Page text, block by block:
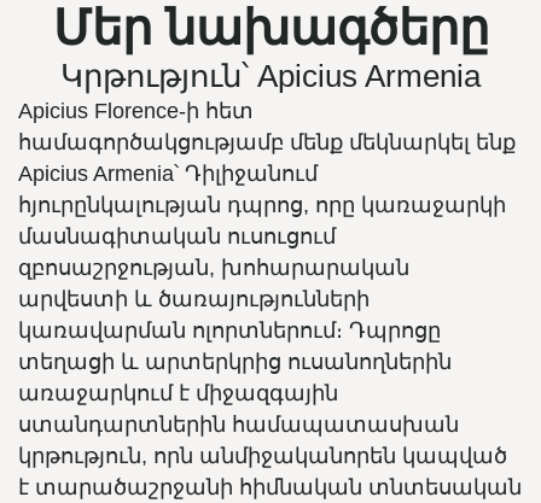
Մեր նախագծերը
Կրթություն՝ Apicius Armenia
Apicius Florence-ի հետ
համագործակցությամբ մենք մեկնարկել ենք
Apicius Armenia՝ Դիլիջանում
հյուրընկալության դպրոց, որը կառաջարկի
մասնագիտական ​​​​ուսուցում
զբոսաշրջության, խոհարարական
արվեստի և ծառայությունների
կառավարման ոլորտներում։ Դպրոցը
տեղացի և արտերկրից ուսանողներին
առաջարկում է միջազգային
ստանդարտներին համապատասխան
կրթություն, որն անմիջականորեն կապված
է տարածաշրջանի հիմնական տնտեսական